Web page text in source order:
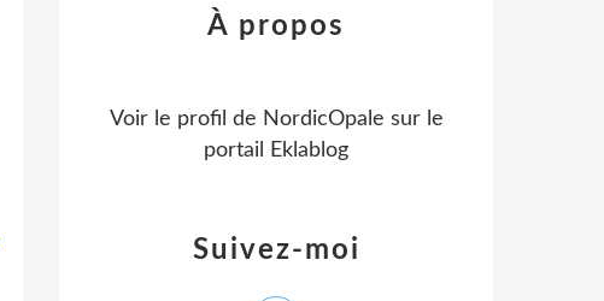
Suivez-moi
À propos
Voir le profil de NordicOpale sur le
portail Eklablog